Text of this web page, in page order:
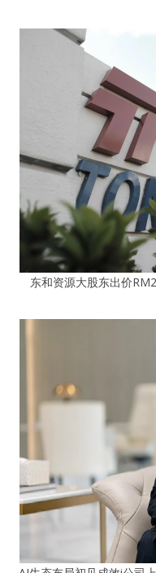
东和资源大股东出价